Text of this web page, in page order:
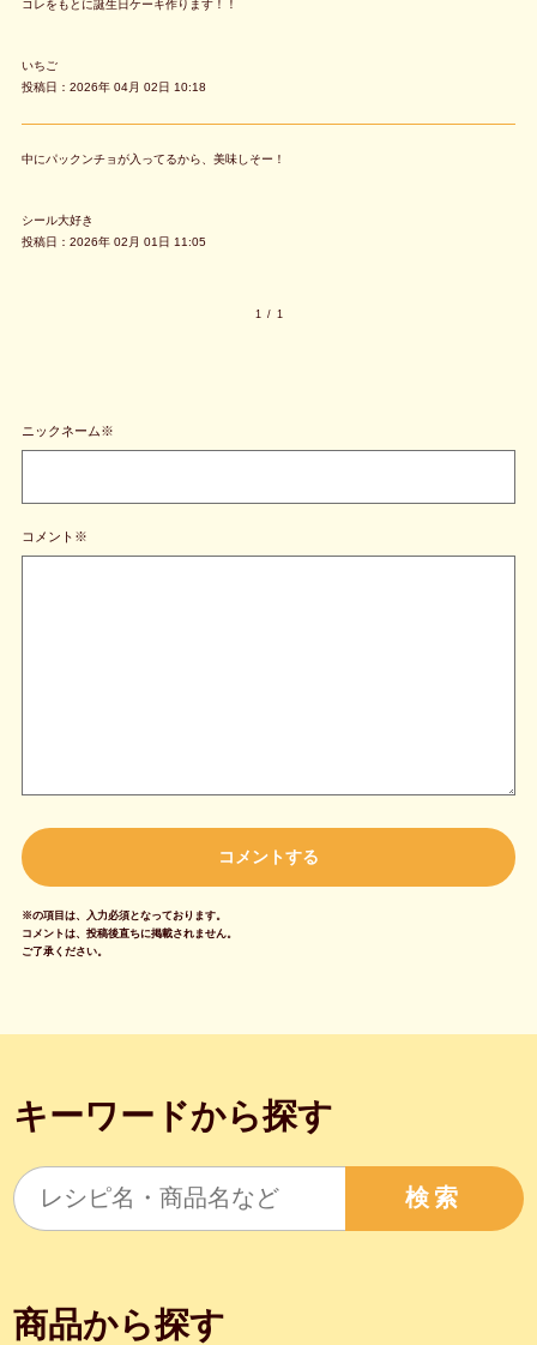
コレをもとに誕生日ケーキ作ります！！
いちご
投稿日：2026年 04月 02日 10:18
中にパックンチョが入ってるから、美味しそー！
シール大好き
投稿日：2026年 02月 01日 11:05
1 / 1
ニックネーム※
コメント※
※の項目は、入力必須となっております。
コメントは、投稿後直ちに掲載されません。
ご了承ください。
キーワードから探す
検索
商品から探す